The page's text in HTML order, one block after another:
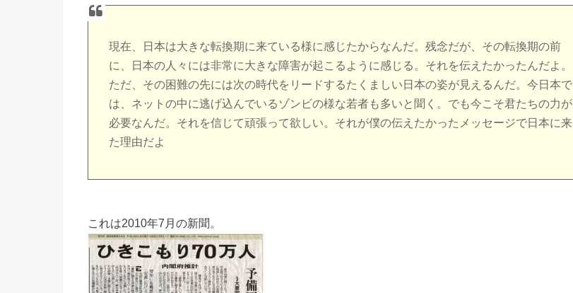
現在、日本は大きな転換期に来ている様に感じたからなんだ。残念だが、その転換期の前
に、日本の人々には非常に大きな障害が起こるように感じる。それを伝えたかったんだよ。
ただ、その困難の先には次の時代をリードするたくましい日本の姿が見えるんだ。今日本で
は、ネットの中に逃げ込んでいるゾンビの様な若者も多いと聞く。でも今こそ君たちの力が
必要なんだ。それを信じて頑張って欲しい。それが僕の伝えたかったメッセージで日本に来
た理由だよ
これは2010年7月の新聞。